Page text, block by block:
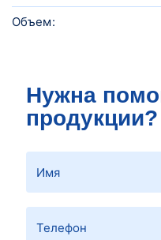
Объем:
Нужна
продукции?